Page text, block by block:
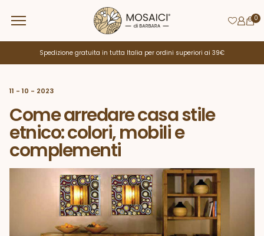
Spedizione gratuita in tutta Italia per ordini superiori ai 39€
11 - 10 - 2023
Come arredare casa stile
etnico: colori, mobili e
complementi
0